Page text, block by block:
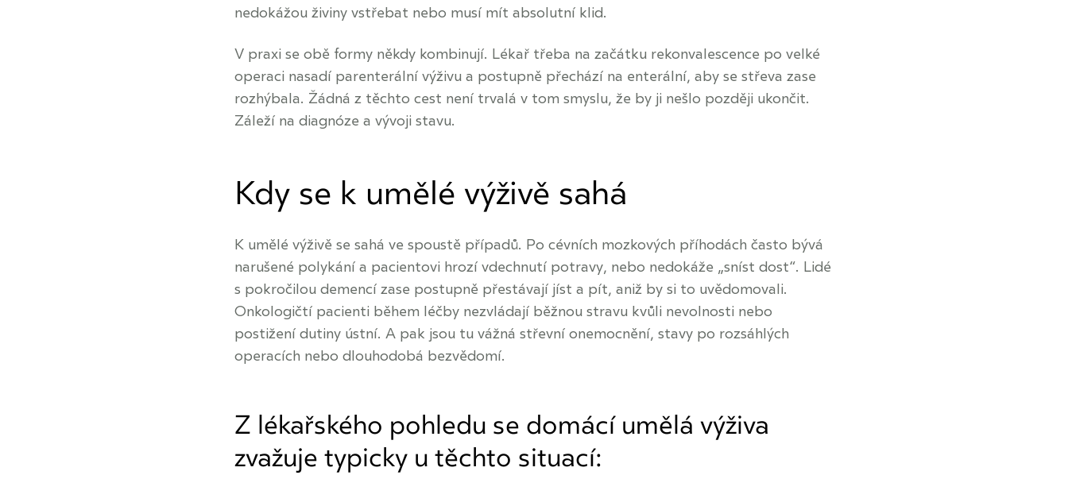
nedokážou živiny vstřebat nebo musí mít absolutní klid.
V praxi se obě formy někdy kombinují. Lékař třeba na začátku rekonvalescence po velké
operaci nasadí parenterální výživu a postupně přechází na enterální, aby se střeva zase
rozhýbala. Žádná z těchto cest není trvalá v tom smyslu, že by ji nešlo později ukončit.
Záleží na diagnóze a vývoji stavu.
Kdy se k umělé výživě sahá
K umělé výživě se sahá ve spoustě případů. Po cévních mozkových příhodách často bývá
narušené polykání a pacientovi hrozí vdechnutí potravy, nebo nedokáže „sníst dost“. Lidé
s pokročilou demencí zase postupně přestávají jíst a pít, aniž by si to uvědomovali.
Onkologičtí pacienti během léčby nezvládají běžnou stravu kvůli nevolnosti nebo
postižení dutiny ústní. A pak jsou tu vážná střevní onemocnění, stavy po rozsáhlých
operacích nebo dlouhodobá bezvědomí.
Z lékařského pohledu se domácí umělá výživa
zvažuje typicky u těchto situací: